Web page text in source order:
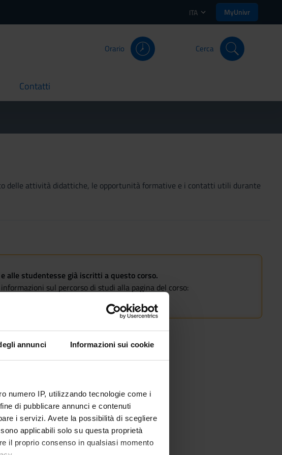
annunci Informazioni sui cookie
numero IP, utilizzando tecnologie come i
di pubblicare annunci e contenuti
i servizi. Avete la possibilità di scegliere
applicabili solo su questa proprietà
il proprio consenso in qualsiasi momento
ITA MyUnivr
Orario Cerca
Contatti
current
delle attività didattiche, le opportunità formative e i contatti utili durante
alle studentesse già iscritti a questo corso.
sul percorso di studi alla pagina del corso: